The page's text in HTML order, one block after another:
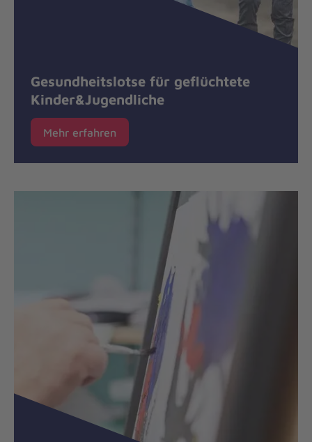
Gesundheitslotse für geflüchtete
Kinder&Jugendliche
Mehr erfahren